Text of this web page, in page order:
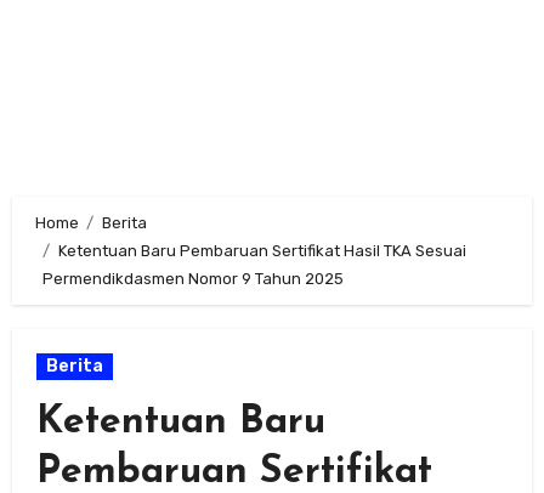
Home
Berita
Ketentuan Baru Pembaruan Sertifikat Hasil TKA Sesuai
Permendikdasmen Nomor 9 Tahun 2025
Berita
Ketentuan Baru
Pembaruan Sertifikat